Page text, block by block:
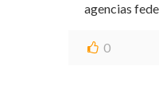
agencias
0